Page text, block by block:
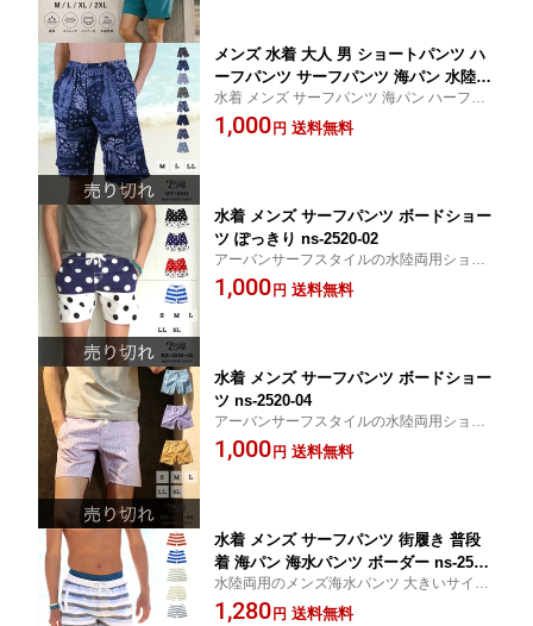
メンズ 水着 大人 男 ショートパンツ ハ
ーフパンツ サーフパンツ 海パン 水陸両
用 海水パンツ サーフショーツ ひざ丈 M
L XL 大きいサイズ ot-3441
水着 メンズ サーフパンツ 海パン ハーフパ
ンツ 水陸両用 ショートパンツ 部屋着 ルー
ムウェア サーフトランクス
1,000 円 送料無料
水着 メンズ サーフパンツ ボードショー
ツ ぽっきり ns-2520-02
アーバンサーフスタイルの水陸両用ショー
トパンツ水着です。大きいサイズ(3L)もあ
ります。 短パン お揃い カップル 水着 トラ
1,000 円 送料無料
水着 メンズ サーフパンツ ボードショー
ツ ns-2520-04
アーバンサーフスタイルの水陸両用ショー
トパンツ水着です。大きいサイズ(3L)もあ
ります。 短パン お揃い カップル 水着 トラ
1,000 円 送料無料
水着 メンズ サーフパンツ 街履き 普段
着 海パン 海水パンツ ボーダー ns-2520-
01 final
水陸両用のメンズ海水パンツ 大きいサイズ
（3L）もあります
1,280 円 送料無料